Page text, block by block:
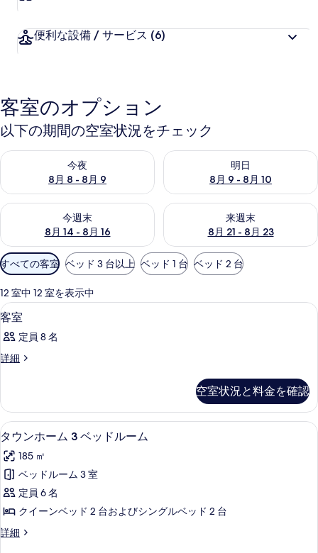
便利な設備 / サービス (6)
客室のオプション
以下の期間の空室状況をチェック
今夜
8月 8 - 8月 9
今夜 8月 8 - 8月 9 の空室状況をチェック
明日
8月 9 - 8月 10
明日 8月 9 - 8月 10 の空室状
今週末
8月 14 - 8月 16
今週末 8月 14 - 8月 16 の空室状況をチェック
来週末
8月 21 - 8月 23
来週末 8月 21 - 8月 23 の空室
利
用
可
能
な
客
室
込
み
条
件
すべての客室 ベッド 3 台以上 ベッド 1 台 ベッド 2 台
12 室中 12 室を表示中
客
室
す
て
の
写
真
を
表
示
す
デスク、防音設備、アイロン / アイ
26
客室
定員 8 名
詳細
客
細
空室状況と料金を確認
タ
ウ
ン
ホ
ー
3
デスク、防音設備、アイロン / アイ
12
タウンホーム 3 ベッドルーム
185 ㎡
ベッドルーム 3 室
定員 6 名
クイーンベッド 2 台およびシングルベッド 2 台
詳細
タ